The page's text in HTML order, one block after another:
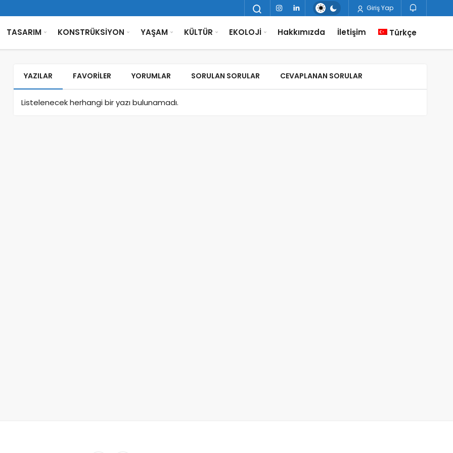
Giriş Yap
TASARIM KONSTRÜKSİYON YAŞAM KÜLTÜR EKOLOJİ Hakkımızda İletişim Türkçe
YAZILAR FAVORILER YORUMLAR SORULAN SORULAR CEVAPLANAN SORULAR
Listelenecek herhangi bir yazı bulunamadı.